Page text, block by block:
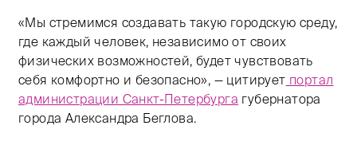
«Мы стремимся создавать такую городскую среду,
где каждый человек, независимо от своих
физических возможностей, будет чувствовать
себя комфортно и безопасно», — цитирует портал
администрации Санкт-Петербурга губернатора
города Александра Беглова.